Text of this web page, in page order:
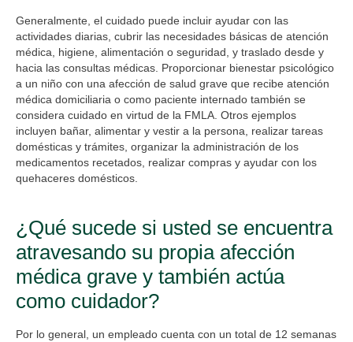
Generalmente, el cuidado puede incluir ayudar con las
actividades diarias, cubrir las necesidades básicas de atención
médica, higiene, alimentación o seguridad, y traslado desde y
hacia las consultas médicas. Proporcionar bienestar psicológico
a un niño con una afección de salud grave que recibe atención
médica domiciliaria o como paciente internado también se
considera cuidado en virtud de la FMLA. Otros ejemplos
incluyen bañar, alimentar y vestir a la persona, realizar tareas
domésticas y trámites, organizar la administración de los
medicamentos recetados, realizar compras y ayudar con los
quehaceres domésticos.
¿Qué sucede si usted se encuentra
atravesando su propia afección
médica grave y también actúa
como cuidador?
Por lo general, un empleado cuenta con un total de 12 semanas